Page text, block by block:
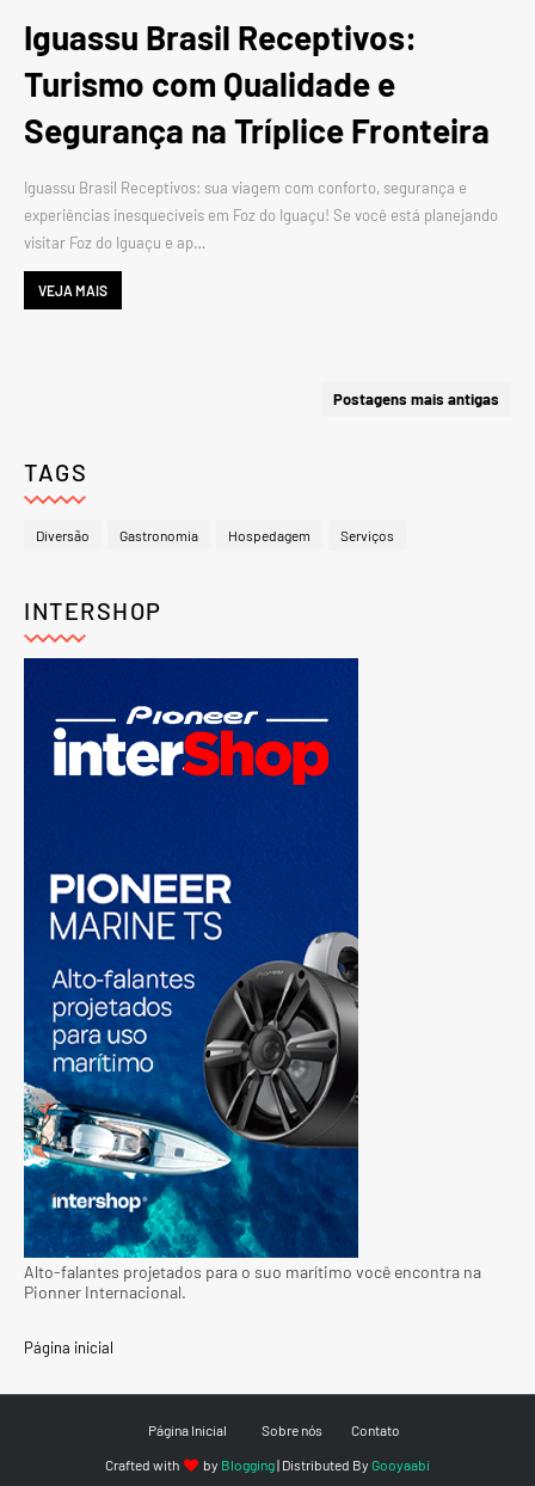
Iguassu Brasil Receptivos:
Turismo com Qualidade e
Segurança na Tríplice Fronteira
Iguassu Brasil Receptivos: sua viagem com conforto, segurança e
experiências inesquecíveis em Foz do Iguaçu! Se você está planejando
visitar Foz do Iguaçu e ap…
VEJA MAIS
Postagens mais antigas
TAGS
Diversão Gastronomia Hospedagem Serviços
INTERSHOP
Alto-falantes projetados para o suo marítimo você encontra na
Pionner Internacional.
Página inicial
Página Inicial Sobre nós Contato
Crafted with by Blogging| Distributed By Gooyaabi